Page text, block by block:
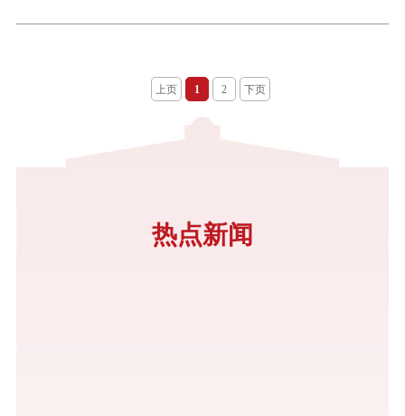
志分别当选第三届党委书记、纪委书记。3月22日，思想政治理论
上海市教育系统巾帼建功标兵。4月，2017年度上海市教学成果奖
亲临揭牌。作为上海高校中唯一的雷锋纪念馆，该馆占地400多平
方米，以三大版块系统地展示“雷锋故事”“雷锋精神”“建桥学雷锋”，
勇为事件被评为“2016年度上海市社会主义精神文明十大好人好
上页 1 2 下页
热点新闻